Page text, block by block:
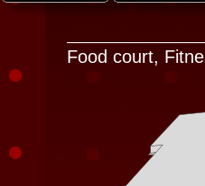
Food court,